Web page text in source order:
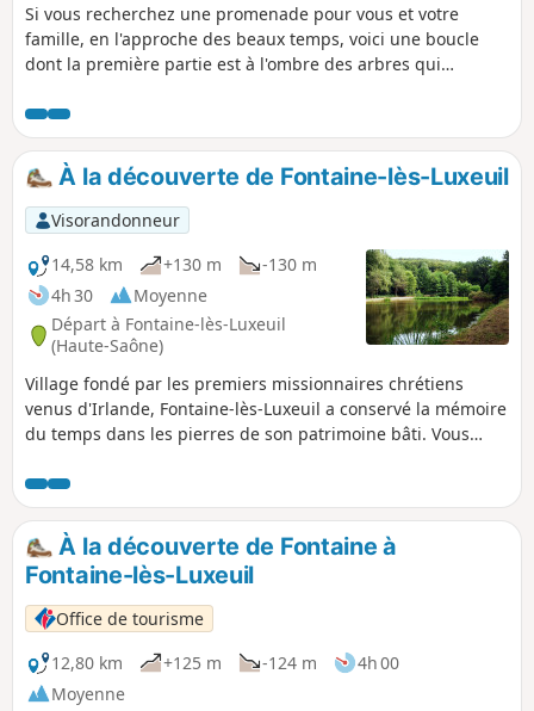
Si vous recherchez une promenade pour vous et votre
famille, en l'approche des beaux temps, voici une boucle
dont la première partie est à l'ombre des arbres qui
petits villages, avec quelques ascensions plutôt rudes au
retour, transpiration garantie.
À la découverte de Fontaine-lès-Luxeuil
Visorandonneur
14,58 km
+130 m
-130 m
4h 30
Moyenne
Départ à Fontaine-lès-Luxeuil
(Haute-Saône)
Village fondé par les premiers missionnaires chrétiens
venus d'Irlande, Fontaine-lès-Luxeuil a conservé la mémoire
du temps dans les pierres de son patrimoine bâti. Vous
au sein des forets voisines.
À la découverte de Fontaine à
Fontaine-lès-Luxeuil
Office de tourisme
12,80 km
+125 m -124 m
4h 00
Moyenne